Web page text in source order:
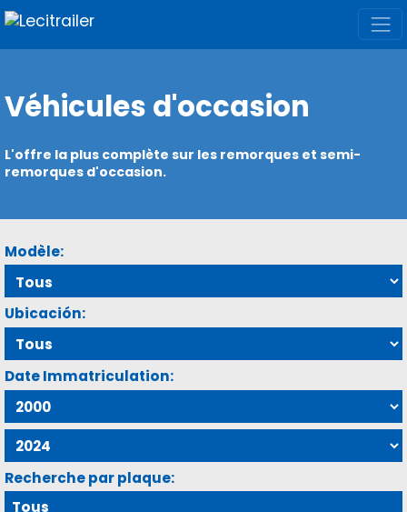
Véhicules d'occasion
L'offre la plus complète sur les remorques et semi-
remorques d'occasion.
Modèle:
Ubicación:
Date Immatriculation:
Recherche par plaque: